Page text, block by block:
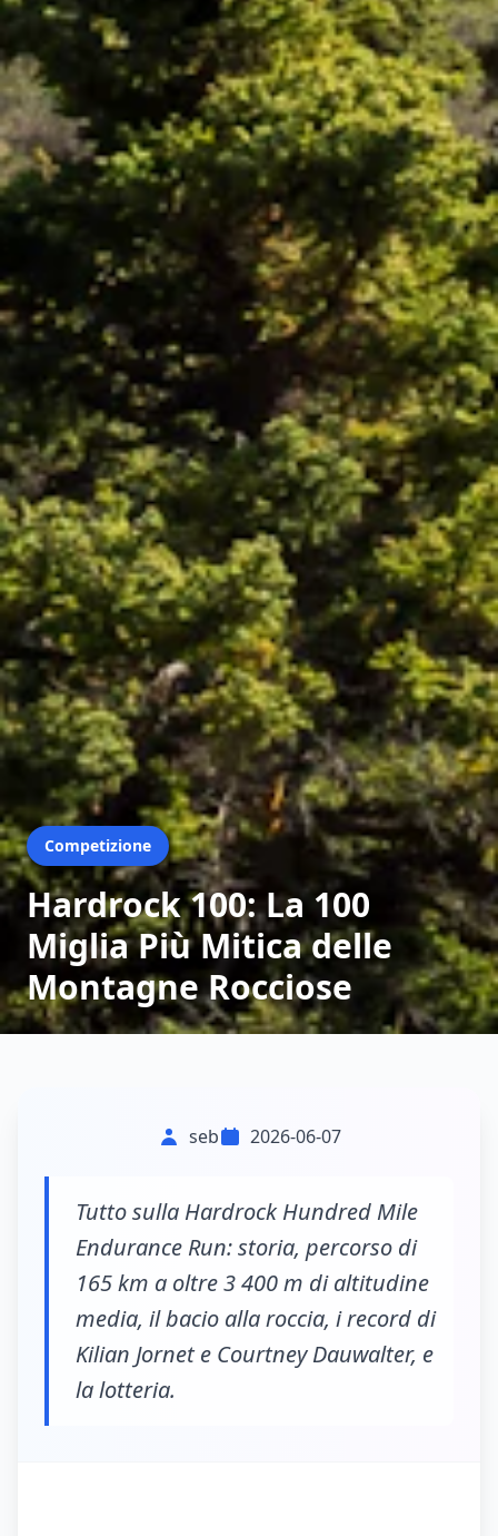
Competizione
Hardrock 100: La 100
Miglia Più Mitica delle
Montagne Rocciose
seb 2026-06-07
Tutto sulla Hardrock Hundred Mile
Endurance Run: storia, percorso di
165 km a oltre 3 400 m di altitudine
media, il bacio alla roccia, i record di
Kilian Jornet e Courtney Dauwalter, e
la lotteria.